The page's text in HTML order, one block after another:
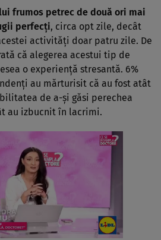
frumos petrec de două ori mai
perfecţi, circa opt zile, decât
activităţi doar patru zile. De
că alegerea acestui tip de
o experienţă stresantă. 6%
au mărturisit că au fost atât
de a-şi găsi perechea
au izbucnit în lacrimi.